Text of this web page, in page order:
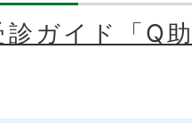
診ガイド「Q